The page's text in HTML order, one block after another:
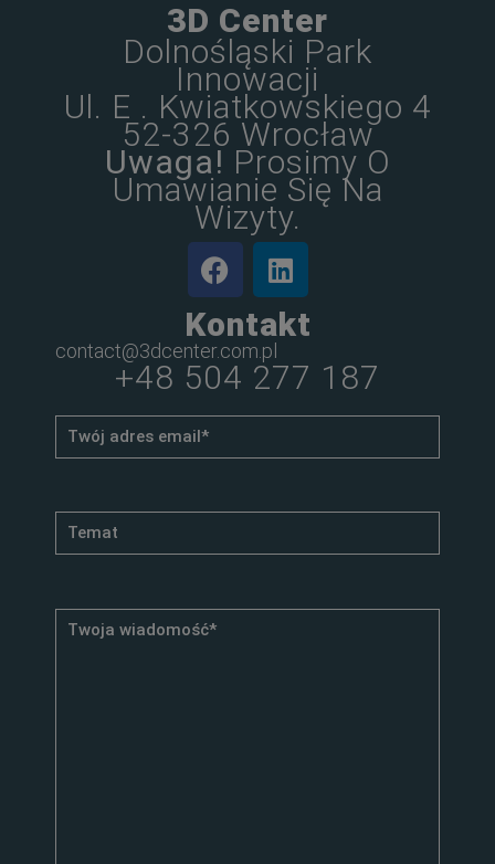
3D Center
Dolnośląski Park
Innowacji
Ul. E . Kwiatkowskiego 4
52-326 Wrocław
Uwaga! Prosimy O
Umawianie Się Na
Wizyty.
Kontakt
contact@3dcenter.com.pl
+48 504 277 187